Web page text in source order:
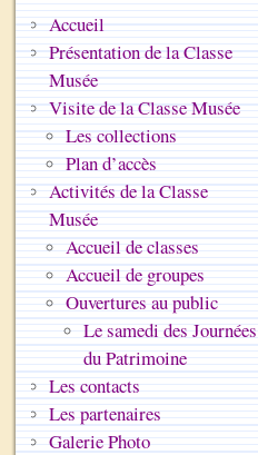
Accueil
Présentation de la Classe
Musée
Visite de la Classe Musée
Les collections
Plan d’accès
Activités de la Classe
Musée
Accueil de classes
Accueil de groupes
Ouvertures au public
Le samedi des Journées
du Patrimoine
Les contacts
Les partenaires
Galerie Photo